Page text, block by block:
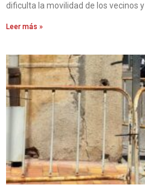
dificulta la movilidad de los vecinos y
Leer más »